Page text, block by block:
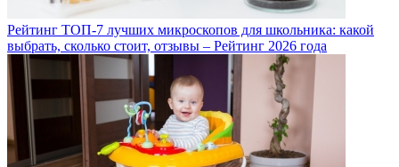
Рейтинг ТОП-7 лучших микроскопов для школьника: какой
выбрать, сколько стоит, отзывы – Рейтинг 2026 года